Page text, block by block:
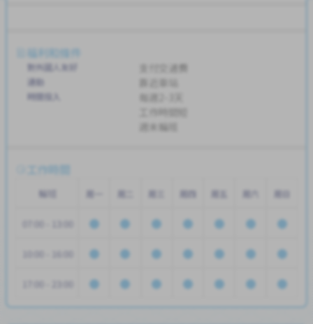
福利和條件
對外國人友好 支付交通費
通勤
時間投入
每週2-3天
週末輪班
工作時間
輪班 周一 周二 周三 周四 周五 周六 周日